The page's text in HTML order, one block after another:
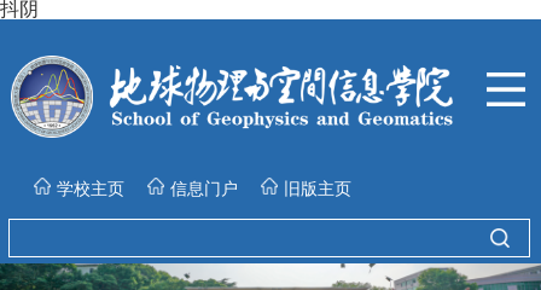
抖阴
学校主页 信息门户 旧版主页